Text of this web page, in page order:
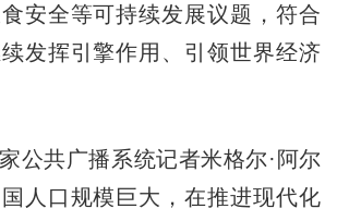
安全等可持续发展议题，符合
发挥引擎作用、引领世界经济
共广播系统记者米格尔·阿尔
人口规模巨大，在推进现代化